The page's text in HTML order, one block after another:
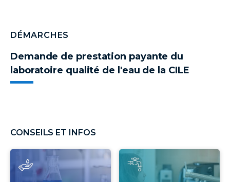
DÉMARCHES
Demande de prestation payante du
laboratoire qualité de l'eau de la CILE
CONSEILS ET INFOS